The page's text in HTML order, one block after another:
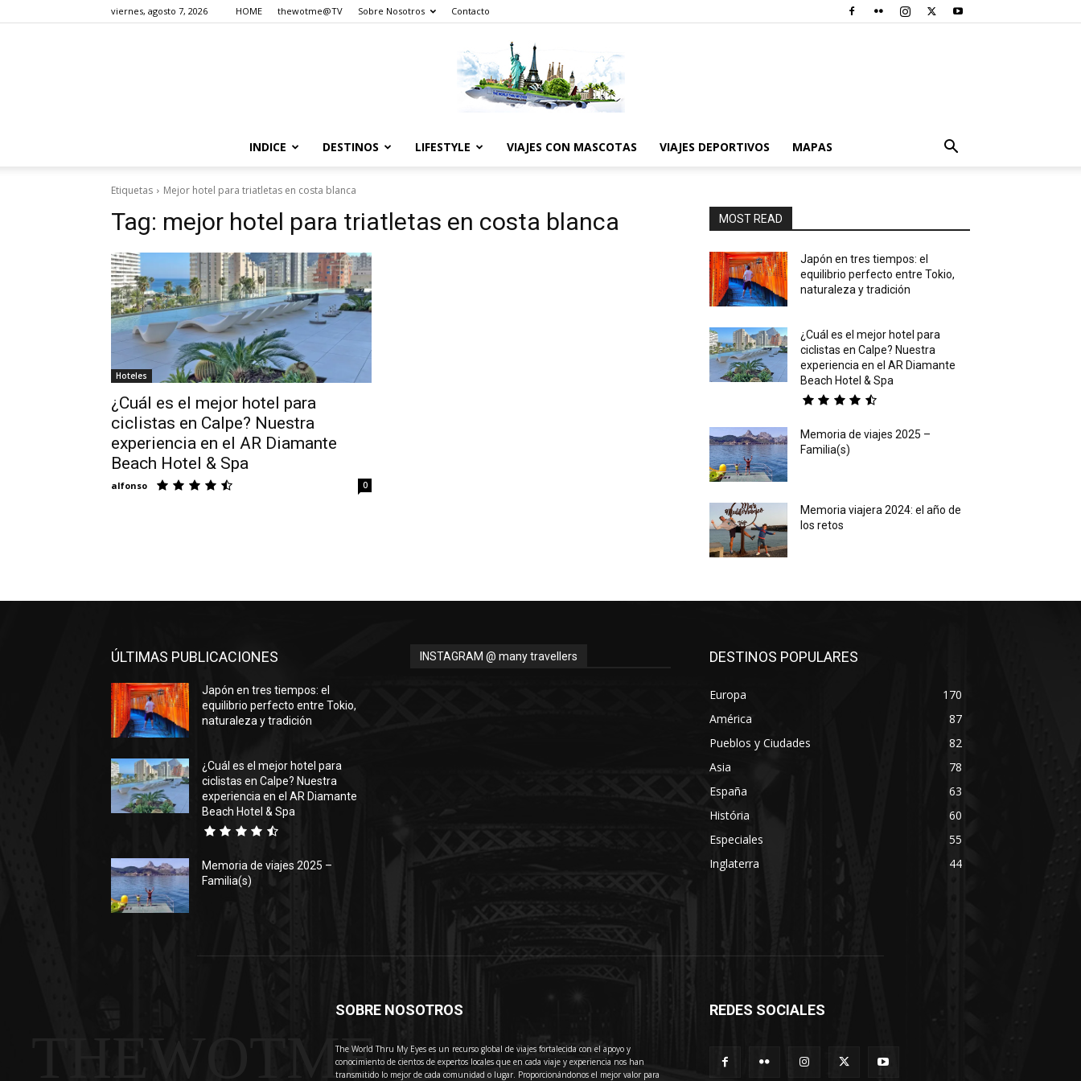
viernes, agosto 7, 2026 HOME thewotme@TV Sobre Nosotros Contacto
INDICE DESTINOS LIFESTYLE VIAJES CON MASCOTAS VIAJES DEPORTIVOS MAPAS
Etiquetas Mejor hotel para triatletas en costa blanca
Tag: mejor hotel para triatletas en costa blanca
Hoteles
¿Cuál es el mejor hotel para
ciclistas en Calpe? Nuestra
experiencia en el AR Diamante
Beach Hotel & Spa
alfonso 0
MOST READ
Japón en tres tiempos: el
equilibrio perfecto entre Tokio,
naturaleza y tradición
¿Cuál es el mejor hotel para
ciclistas en Calpe? Nuestra
experiencia en el AR Diamante
Beach Hotel & Spa
Memoria de viajes 2025 –
Familia(s)
Memoria viajera 2024: el año de
los retos
ÚLTIMAS PUBLICACIONES
Japón en tres tiempos: el
equilibrio perfecto entre Tokio,
naturaleza y tradición
¿Cuál es el mejor hotel para
ciclistas en Calpe? Nuestra
experiencia en el AR Diamante
Beach Hotel & Spa
Memoria de viajes 2025 –
Familia(s)
INSTAGRAM @ many travellers DESTINOS POPULARES
Europa
170
América
87
Pueblos y Ciudades
82
Asia
78
España
63
História
60
Especiales
55
Inglaterra
44
THEWOTME
SOBRE NOSOTROS
The World Thru My Eyes es un recurso global de viajes fortalecida con el apoyo y
conocimiento de cientos de expertos locales que en cada viaje y experiencia nos han
transmitido lo mejor de cada comunidad o lugar. Proporcionándonos el mejor valor para
REDES SOCIALES